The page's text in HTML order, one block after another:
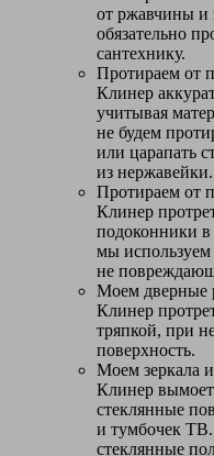
от ржавчины и
обязательно
сантехнику.
Протираем от
Клинер
учитывая
не будем
или царапать
из нержавейки.
Протираем от
Клинер
подоконники
мы используем
не
Моем дверные
Клинер
тряпкой, при
поверхность.
Моем зеркала
Клинер вымоет
стеклянные
и тумбочек
стеклянные